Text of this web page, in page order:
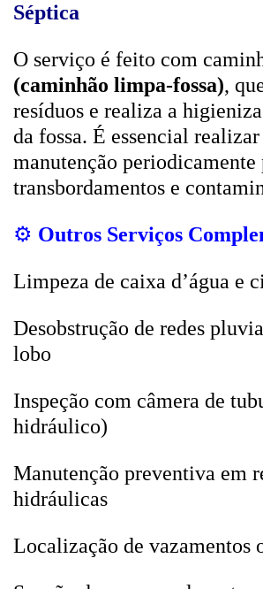
Séptica
O serviço é feito com
(caminhão limpa-fossa),
resíduos e realiza a
da fossa. É essencial realizar
manutenção periodicamente
transbordamentos e
⚙️ Outros Serviços
Limpeza de caixa d’água e
Desobstrução de redes
lobo
Inspeção com câmera de
hidráulico)
Manutenção preventiva em
hidráulicas
Localização de vazamentos